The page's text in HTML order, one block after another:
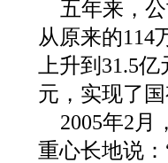
五年来，
从原来的114
上升到31.5
元，实现了
2005年2月
重心长地说